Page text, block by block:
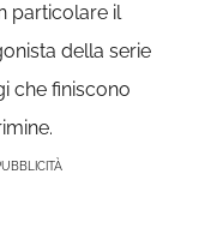
particolare il
della serie
che finiscono